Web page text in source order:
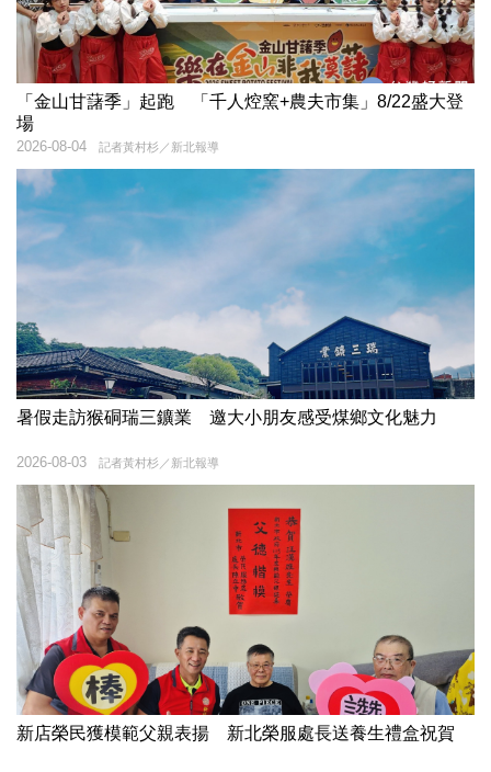
「金山甘藷季」起跑 「千人焢窯+農夫市集」8/22盛大登
場
記者黃村杉／新北報導
2026-08-04
暑假走訪猴硐瑞三鑛業 邀大小朋友感受煤鄉文化魅力
記者黃村杉／新北報導
2026-08-03
新店榮民獲模範父親表揚 新北榮服處長送養生禮盒祝賀